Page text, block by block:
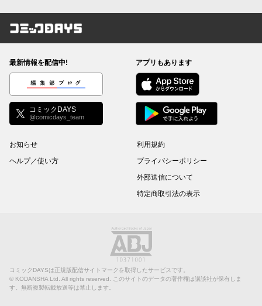
コミックDAYS
最新情報を配信中!
編集部ブログ
コミックDAYS
@comicdays_team
アプリもあります
お知らせ
ヘルプ／使い方
利用規約
プライバシーポリシー
外部送信について
特定商取引法の表示
コミックDAYSは正規版配信サイトマークを取得したサービスです。
© KODANSHA Ltd. All rights reserved. このサイトのデータの著作権は講談社が保有しま
す。無断複製転載放送等は禁止します。